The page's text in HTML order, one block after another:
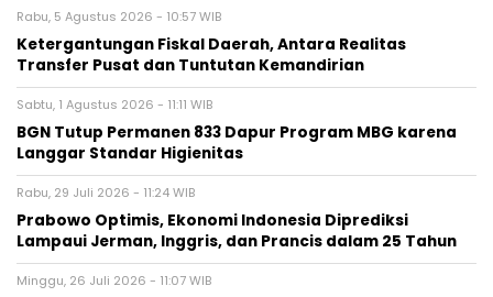
Rabu, 5 Agustus 2026 - 10:57 WIB
Ketergantungan Fiskal Daerah, Antara Realitas
Transfer Pusat dan Tuntutan Kemandirian
Sabtu, 1 Agustus 2026 - 11:11 WIB
BGN Tutup Permanen 833 Dapur Program MBG karena
Langgar Standar Higienitas
Rabu, 29 Juli 2026 - 11:24 WIB
Prabowo Optimis, Ekonomi Indonesia Diprediksi
Lampaui Jerman, Inggris, dan Prancis dalam 25 Tahun
Minggu, 26 Juli 2026 - 11:07 WIB